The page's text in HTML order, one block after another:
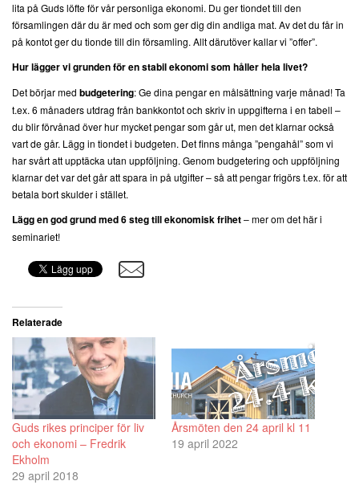
lita på Guds löfte för vår personliga ekonomi. Du ger tiondet till den
församlingen där du är med och som ger dig din andliga mat. Av det du får in
på kontot ger du tionde till din församling. Allt därutöver kallar vi ”offer”.
Hur lägger vi grunden för en stabil ekonomi som håller hela livet?
Det börjar med budgetering: Ge dina pengar en målsättning varje månad! Ta
t.ex. 6 månaders utdrag från bankkontot och skriv in uppgifterna i en tabell –
du blir förvånad över hur mycket pengar som går ut, men det klarnar också
vart de går. Lägg in tiondet i budgeten. Det finns många ”pengahål” som vi
har svårt att upptäcka utan uppföljning. Genom budgetering och uppföljning
klarnar det var det går att spara in på utgifter – så att pengar frigörs t.ex. för att
betala bort skulder i stället.
Lägg en god grund med 6 steg till ekonomisk frihet– mer om det här i
seminariet!
Relaterade
Guds rikes principer för liv
och ekonomi – Fredrik
Ekholm
29 april 2018
Årsmöten den 24 april kl 11
19 april 2022